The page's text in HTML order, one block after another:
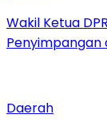
Wakil Ketua
Penyimpangan
Daerah